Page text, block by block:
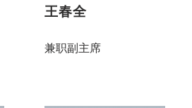
王春全
兼职副主席